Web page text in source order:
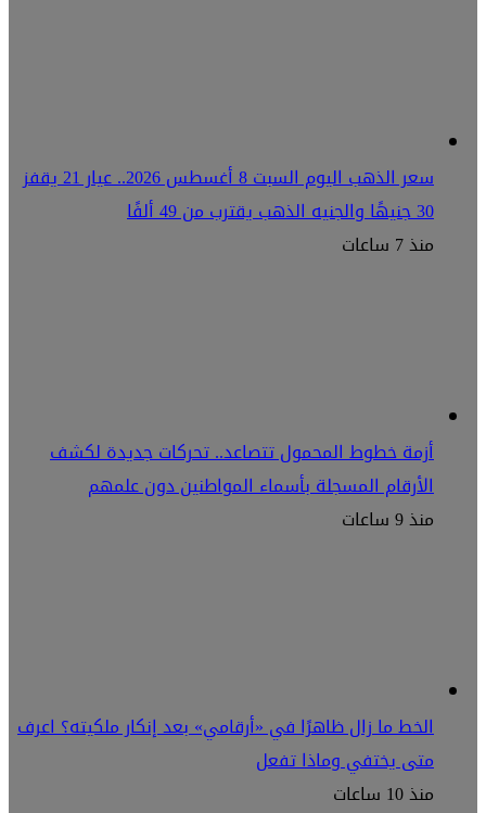
سعر الذهب اليوم السبت 8 أغسطس 2026.. عيار 21 يقفز
30 جنيهًا والجنيه الذهب يقترب من 49 ألفًا
منذ 7 ساعات
أزمة خطوط المحمول تتصاعد.. تحركات جديدة لكشف
الأرقام المسجلة بأسماء المواطنين دون علمهم
منذ 9 ساعات
الخط ما زال ظاهرًا في «أرقامي» بعد إنكار ملكيته؟ اعرف
متى يختفي وماذا تفعل
منذ 10 ساعات